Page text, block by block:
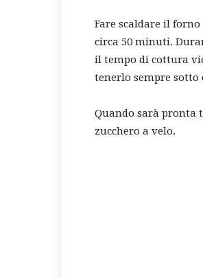
Fare scaldare il
circa 50 minuti.
il tempo di cottura
tenerlo sempre
Quando sarà pronta
zucchero a velo.